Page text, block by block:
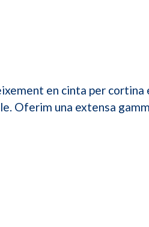
en cinta per cortina
Oferim una extensa